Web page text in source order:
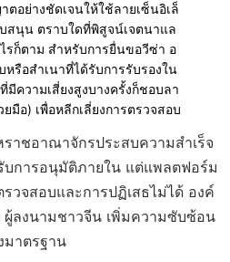
ตอย่างชัดเจนให้ใช้ลายเซ็นอิเล็
สนุน ตราบใดที่พิสูจน์เจตนาแล
รก็ตาม สำหรับการยื่นขอวีซ่า อ
รือสำเนาที่ได้รับการรับรองใน
ความเสี่ยงสูงบางครั้งก็ชอบลา
มือ) เพื่อหลีกเลี่ยงการตรวจสอบ
าชอาณาจักรประสบความสำเร็จ
บการอนุมัติภายใน แต่แพลตฟอร์ม
วจสอบและการปฏิเสธไม่ได้ องค์
ลงนามชาวจีน เพิ่มความซับซ้อน
มาตรฐาน